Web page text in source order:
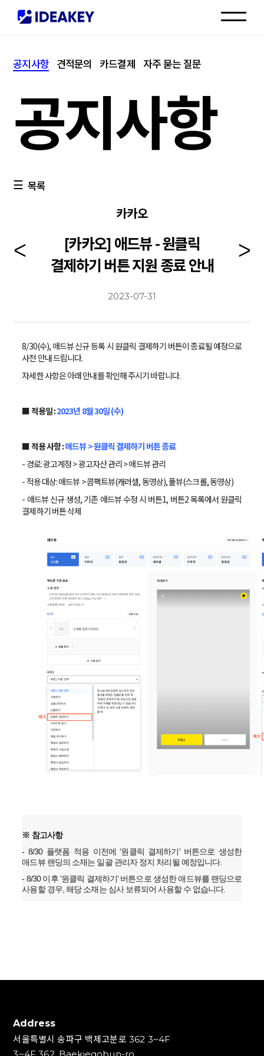
고객센터
공지사항 견적문의 카드결제 자주 묻는 질문
공지사항
목록
카카오
[카카오] 애드뷰 - 원클릭
결제하기 버튼 지원 종료 안내
2023-07-31
8/30(수), 애드뷰 신규 등록 시 원클릭 결제하기 버튼이 종료될 예정으로
사전 안내 드립니다.
자세한 사항은 아래 안내를 확인해 주시기 바랍니다.
■ 적용일 :2023년 8월 30일 (수)
■적용 사항 :애드뷰 > 원클릭 결제하기 버튼 종료
- 경로: 광고계정 > 광고자산 관리 > 애드뷰 관리
- 적용 대상: 애드뷰 > 콤팩트뷰(캐러셀, 동영상), 풀뷰(스크롤, 동영상)
- 애드뷰 신규 생성, 기존 애드뷰 수정 시 버튼1, 버튼2 목록에서 원클릭
결제하기 버튼 삭제
※ 참고사항
-8/30 플랫폼 적용 이전에 '원클릭 결제하기' 버튼으로 생성한
애드뷰 랜딩의 소재는 일괄 관리자 정지 처리될 예정입니다.
- 8/30이후'원클릭 결제하기' 버튼으로 생성한 애드뷰를 랜딩으로
사용할 경우, 해당 소재는 심사 보류되어 사용할 수 없습니다.
Address
서울특별시 송파구 백제고분로 362 3~4F